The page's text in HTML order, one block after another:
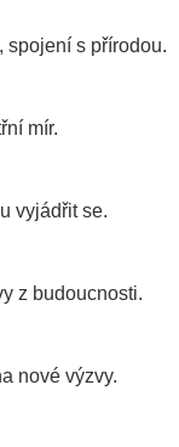
spojení s přírodou.
mír.
vyjádřit se.
z budoucnosti.
nové výzvy.